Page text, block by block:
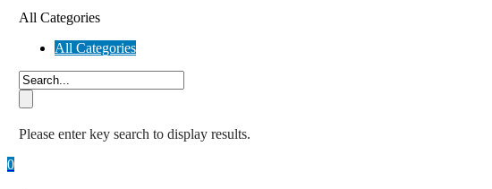
All Categories
All Categories
Please enter key search to display results.
0